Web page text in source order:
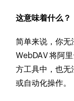
这意味着什么？
简单来说，你无
WebDAV 将阿
方工具中，也无
或自动化操作。